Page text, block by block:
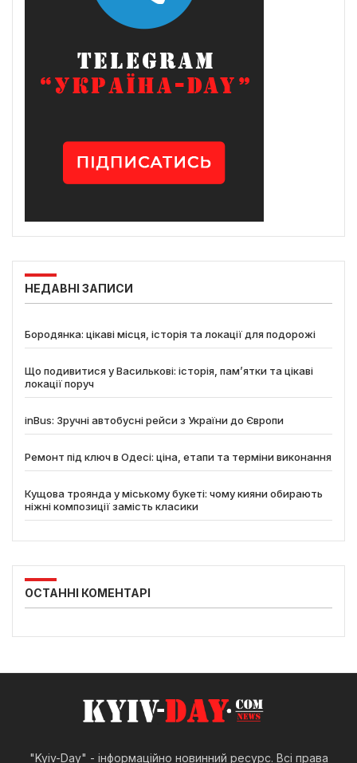
НЕДАВНІ ЗАПИСИ
Бородянка: цікаві місця, історія та локації для подорожі
Що подивитися у Василькові: історія, пам’ятки та цікаві
локації поруч
inBus: Зручні автобусні рейси з України до Європи
Ремонт під ключ в Одесі: ціна, етапи та терміни виконання
Кущова троянда у міському букеті: чому кияни обирають
ніжні композиції замість класики
ОСТАННІ КОМЕНТАРІ
"Kyiv-Day" - інформаційно новинний ресурс. Всі права